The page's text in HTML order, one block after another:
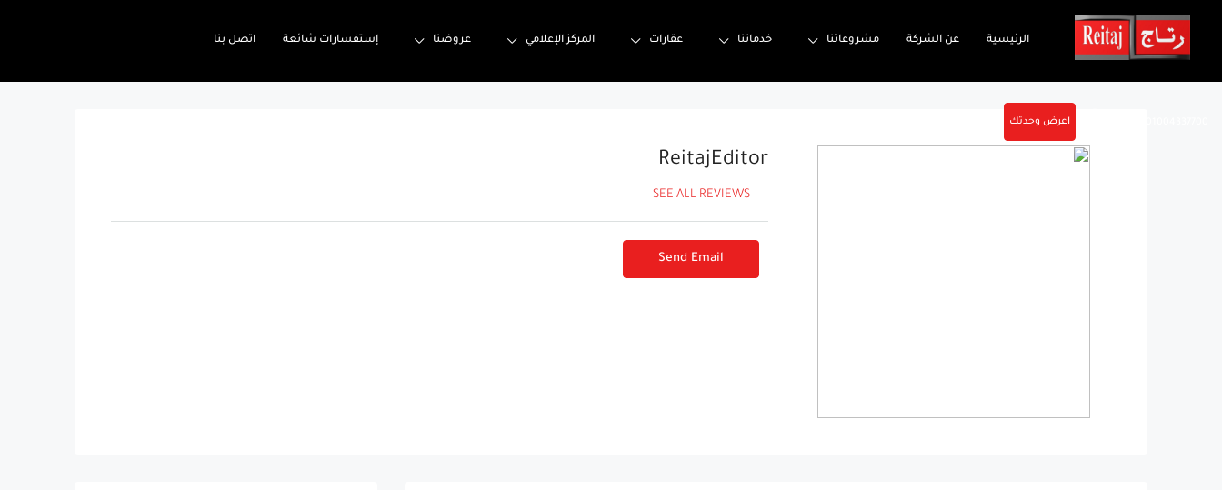
الرئيسية عن الشركة مشروعاتنا خدماتنا عقارات المركز الإعلامي عروضنا إستفسارات شائعة اتصل بنا
اعرض وحدتك
ReitajEditor
SEE ALL REVIEWS
Send Email